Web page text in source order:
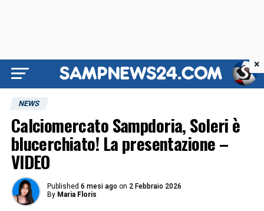
NEWS
Calciomercato Sampdoria, Soleri è
blucerchiato! La presentazione –
VIDEO
Published 6 mesi ago on 2 Febbraio 2026
By Maria Floris
×